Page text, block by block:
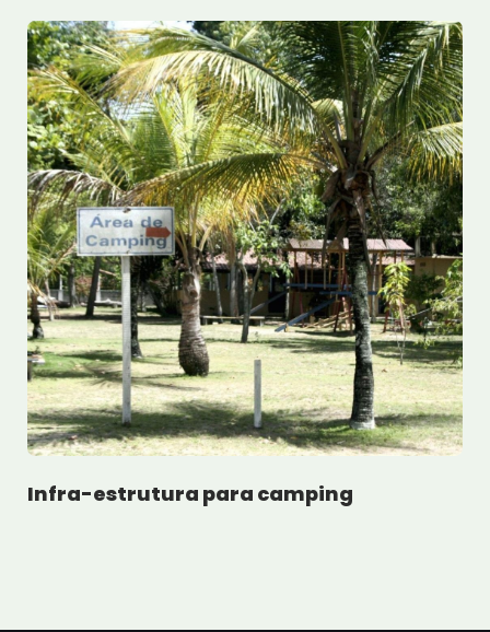
Infra-estrutura para camping